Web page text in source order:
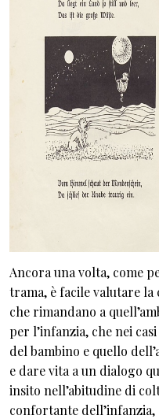
Ancora una volta, come
trama, è facile valutare
che rimandano a
per l’infanzia, che nei
del bambino e quello
e dare vita a un dialogo
insito nell’abitudine di
confortante